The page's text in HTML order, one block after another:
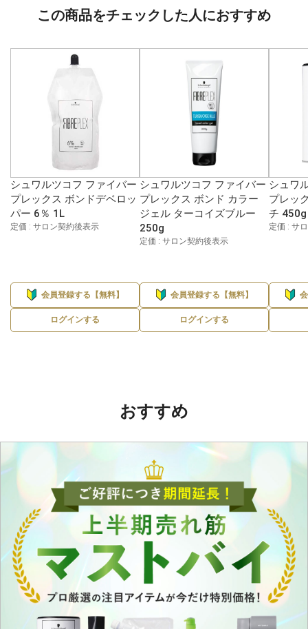
この商品をチェックした人におすすめ
シュワルツコフ ファイバー
プレックス ボンドデベロッ
パー 6％ 1L
定価 : サロン契約後表示
会員登録する【無料】
ログインする
シュワルツコフ ファイバー
プレックス ボンド カラー
ジェル ターコイズブルー
250g
定価 : サロン契約後表示
会員登録する【無料】
ログインする
シュワ
プレッ
チ 450g
定価 : サ
おすすめ